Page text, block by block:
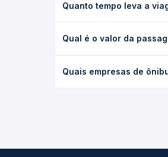
Quanto tempo leva a
(convencional, executivo
Qual é o valor da
o tipo de poltrona e a
Quais empresas de